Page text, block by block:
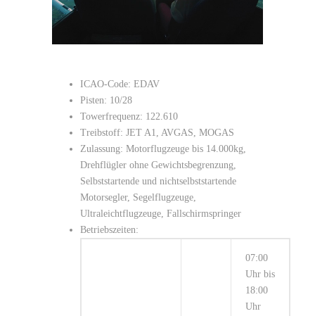
ICAO-Code: EDAV
Pisten: 10/28
Towerfrequenz: 122.610
Treibstoff: JET A1, AVGAS, MOGAS
Zulassung: Motorflugzeuge bis 14.000kg,
Drehflügler ohne Gewichtsbegrenzung,
Selbststartende und nichtselbststartende
Motorsegler, Segelflugzeuge,
Ultraleichtflugzeuge, Fallschirmspringer
Betriebszeiten:
07:00
Uhr bis
18:00
Uhr